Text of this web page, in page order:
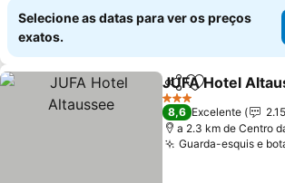
Selecione as datas para ver os preços
exatos.
PartilharAdicionar
JUFA Hotel
3 Estrelas
8,6 Excelente
a 2.3 km de Centro
Guarda-esquis e